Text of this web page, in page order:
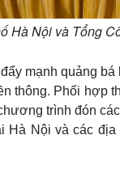
Hà Nội và Tổng
mạnh quảng
thông. Phối hợp
trình đón
Hà Nội và các